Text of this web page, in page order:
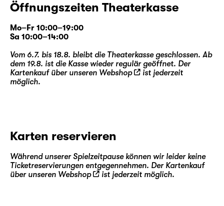
Öffnungszeiten Theaterkasse
Mo–Fr 10:00–19:00
Sa 10:00–14:00
Vom 6.7. bis 18.8. bleibt die Theaterkasse geschlossen. Ab
dem 19.8. ist die Kasse wieder regulär geöffnet. Der
Kartenkauf über unseren Webshop
ist jederzeit
möglich.
Karten reservieren
Während unserer Spielzeitpause können wir leider keine
Ticketreservierungen entgegennehmen. Der Kartenkauf
über unseren Webshop ist jederzeit möglich.